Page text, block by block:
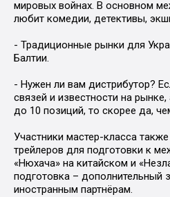
мировых войнах. В основном
любит комедии, детективы,
- Традиционные рынки для
Балтии.
- Нужен ли вам дистрибутор?
связей и известности на рынке,
до 10 позиций, то скорее да,
Участники мастер-класса
трейлеров для подготовки к
«Нюхача» на китайском и
подготовка – дополнительный
иностранным партнёрам.